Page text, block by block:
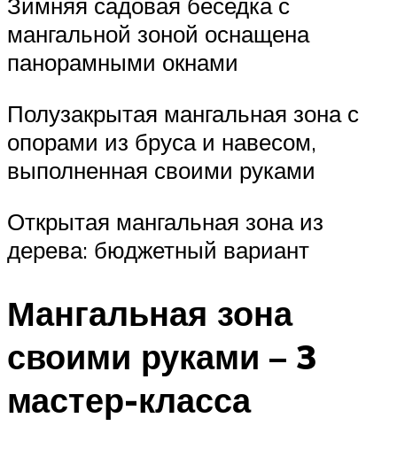
Зимняя садовая беседка с
мангальной зоной оснащена
панорамными окнами
Полузакрытая мангальная зона с
опорами из бруса и навесом,
выполненная своими руками
Открытая мангальная зона из
дерева: бюджетный вариант
Мангальная зона
своими руками – 3
мастер-класса